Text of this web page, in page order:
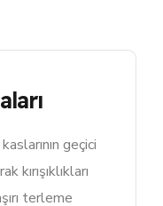
geçici
kırışıklıkları
terleme